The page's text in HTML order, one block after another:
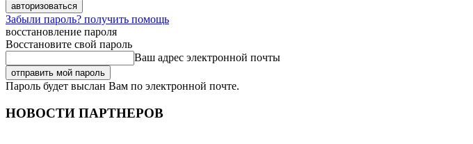
Забыли пароль? получить помощь
восстановление пароля
Восстановите свой пароль
Ваш адрес электронной почты
Пароль будет выслан Вам по электронной почте.
НОВОСТИ ПАРТНЕРОВ